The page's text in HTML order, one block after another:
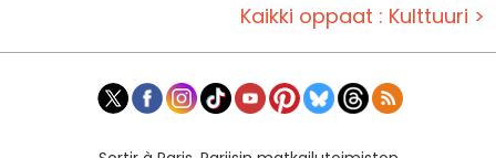
Kaikki oppaat : Kulttuuri >